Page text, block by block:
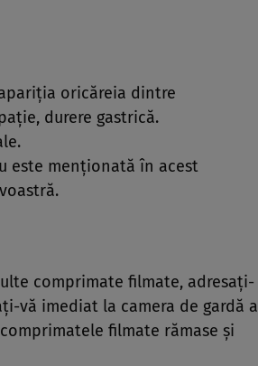
oricăreia dintre
durere gastrică.
este menţionată în acest
comprimate filmate, adresaţi-
vă imediat la camera de gardă a
filmate rămase şi